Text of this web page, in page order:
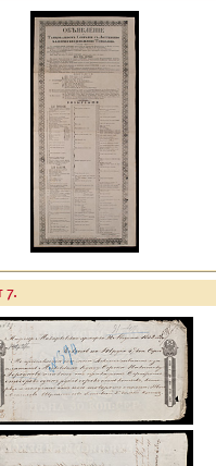
7.